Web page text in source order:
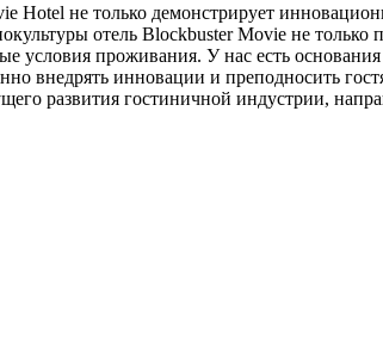
Hotel не только демонстрирует
отель Blockbuster Movie не
условия проживания. У нас есть
внедрять инновации и преподносить
развития гостиничной индустрии,